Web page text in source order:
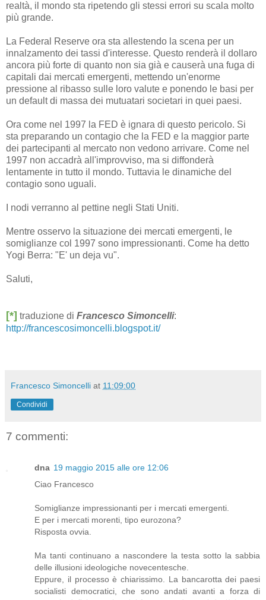
realtà, il mondo sta ripetendo gli stessi errori su scala molto
più grande.
La Federal Reserve ora sta allestendo la scena per un
innalzamento dei tassi d'interesse. Questo renderà il dollaro
ancora più forte di quanto non sia già e causerà una fuga di
capitali dai mercati emergenti, mettendo un'enorme
pressione al ribasso sulle loro valute e ponendo le basi per
un default di massa dei mutuatari societari in quei paesi.
Ora come nel 1997 la FED è ignara di questo pericolo. Si
sta preparando un contagio che la FED e la maggior parte
dei partecipanti al mercato non vedono arrivare. Come nel
1997 non accadrà all'improvviso, ma si diffonderà
lentamente in tutto il mondo. Tuttavia le dinamiche del
contagio sono uguali.
I nodi verranno al pettine negli Stati Uniti.
Mentre osservo la situazione dei mercati emergenti, le
somiglianze col 1997 sono impressionanti. Come ha detto
Yogi Berra: "E' un deja vu".
Saluti,
[*] traduzione di Francesco Simoncelli:
http://francescosimoncelli.blogspot.it/
Francesco Simoncelli at 11:09:00
Condividi
7 commenti:
dna 19 maggio 2015 alle ore 12:06
Ciao Francesco
Somiglianze impressionanti per i mercati emergenti.
E per i mercati morenti, tipo eurozona?
Risposta ovvia.
Ma tanti continuano a nascondere la testa sotto la sabbia
delle illusioni ideologiche novecentesche.
Eppure, il processo è chiarissimo. La bancarotta dei paesi
socialisti democratici, che sono andati avanti a forza di